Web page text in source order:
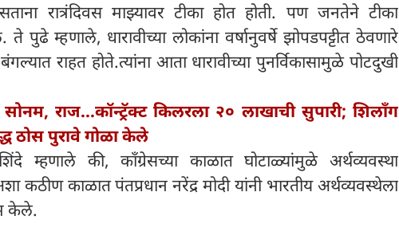
रात्रंदिवस माझ्यावर टीका होत होती. पण जनतेने टीका
पुढे म्हणाले, धारावीच्या लोकांना वर्षानुवर्षे झोपडपट्टीत ठेवणारे
राहत होते.त्यांना आता धारावीच्या पुनर्विकासामुळे पोटदुखी
सोनम, राज...कॉन्ट्रॅक्ट किलरला २० लाखाची सुपारी; शिलाँग
ठोस पुरावे गोळा केले
म्हणाले की, काँग्रेसच्या काळात घोटाळ्यांमुळे अर्थव्यवस्था
कठीण काळात पंतप्रधान नरेंद्र मोदी यांनी भारतीय अर्थव्यवस्थेला
केले.